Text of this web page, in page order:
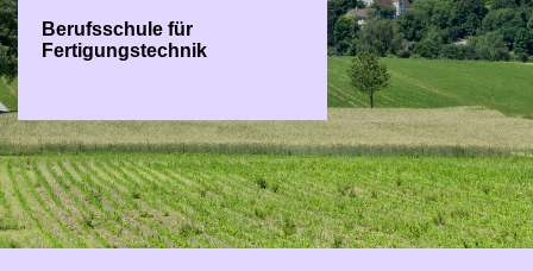
Berufsschule für
Fertigungstechnik